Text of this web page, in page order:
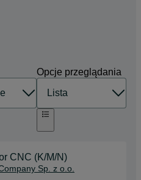
Opcje przeglądania
CNC (K/M/N)
Sp. z o.o.